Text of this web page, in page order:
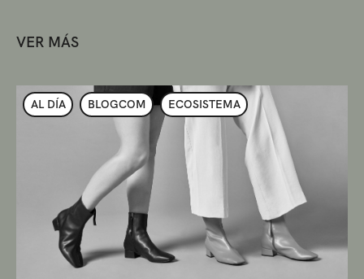
VER MÁS
AL DÍA BLOGCOM ECOSISTEMA